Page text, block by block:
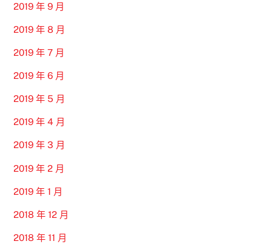
2019 年 9 月
2019 年 8 月
2019 年 7 月
2019 年 6 月
2019 年 5 月
2019 年 4 月
2019 年 3 月
2019 年 2 月
2019 年 1 月
2018 年 12 月
2018 年 11 月